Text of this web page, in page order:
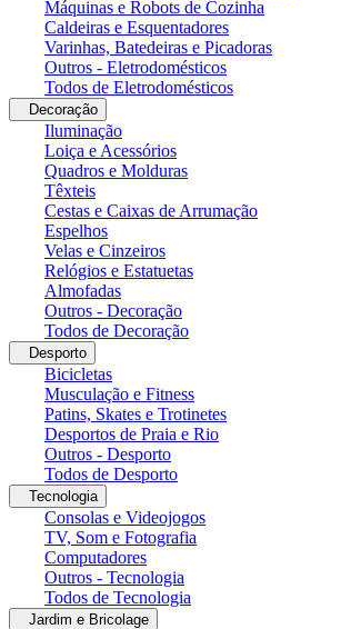
Máquinas e Robots de Cozinha
Caldeiras e Esquentadores
Varinhas, Batedeiras e Picadoras
Outros - Eletrodomésticos
Todos de Eletrodomésticos
Decoração
Iluminação
Loiça e Acessórios
Quadros e Molduras
Têxteis
Cestas e Caixas de Arrumação
Espelhos
Velas e Cinzeiros
Relógios e Estatuetas
Almofadas
Outros - Decoração
Todos de Decoração
Desporto
Bicicletas
Musculação e Fitness
Patins, Skates e Trotinetes
Desportos de Praia e Rio
Outros - Desporto
Todos de Desporto
Tecnologia
Consolas e Videojogos
TV, Som e Fotografia
Computadores
Outros - Tecnologia
Todos de Tecnologia
Jardim e Bricolage